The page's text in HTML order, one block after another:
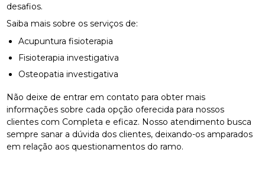
desafios.
Saiba mais sobre os serviços de:
Acupuntura fisioterapia
Fisioterapia investigativa
Osteopatia investigativa
Não deixe de entrar em contato para obter mais
informações sobre cada opção oferecida para nossos
clientes com Completa e eficaz. Nosso atendimento busca
sempre sanar a dúvida dos clientes, deixando-os amparados
em relação aos questionamentos do ramo.